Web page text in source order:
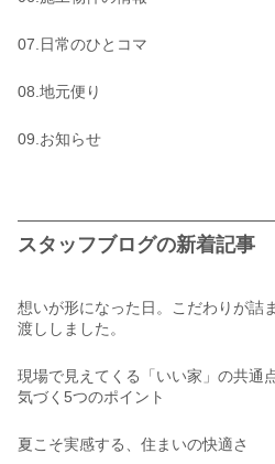
07.日常のひとコマ
08.地元便り
09.お知らせ
スタッフブログの新着記事
想いが形になった日。こだわりが詰
渡ししました。
現場で見えてくる「いい家」の共通
気づく5つのポイント
夏こそ実感する、住まいの快適さ